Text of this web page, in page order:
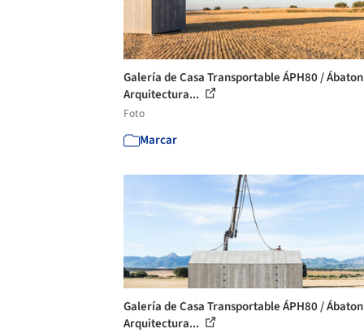
Galería de Casa Transportable ÁPH80 / Ábaton
Arquitectura...
Foto
Marcar
Galería de Casa Transportable ÁPH80 / Ábaton
Arquitectura...